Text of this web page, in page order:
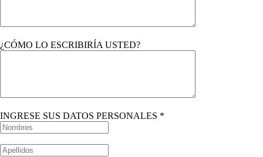
¿CÓMO LO ESCRIBIRÍA USTED?
INGRESE SUS DATOS PERSONALES *